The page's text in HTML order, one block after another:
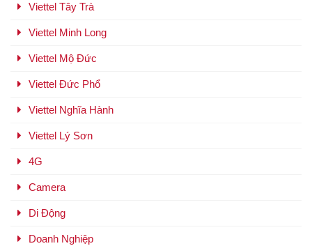
Viettel Tây Trà
Viettel Minh Long
Viettel Mộ Đức
Viettel Đức Phổ
Viettel Nghĩa Hành
Viettel Lý Sơn
4G
Camera
Di Động
Doanh Nghiệp